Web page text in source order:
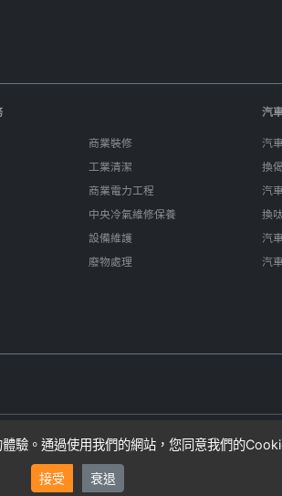
商業裝修
工業清潔
商業電力工程
中央冷氣維修保養
設備維護
廢物處理
汽
汽
換
汽
換
汽
汽
雜性而異。SIFU24不直接提供服務，而是連接
驗。通過使用我們的網站，您同意我們的
接受 衰退